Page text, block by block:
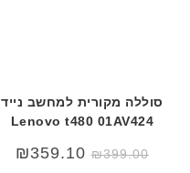
סוללה מקורית למחשב נייד
Lenovo t480 01AV424
₪399.00
₪359.10